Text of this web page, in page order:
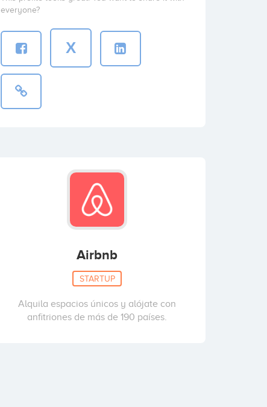
everyone?
X
Airbnb
STARTUP
Alquila espacios únicos y alójate con
anfitriones de más de 190 países.